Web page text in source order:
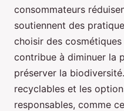
consommateurs
soutiennent des
choisir des
contribue à diminuer la
préserver la
recyclables et les
responsables, comme